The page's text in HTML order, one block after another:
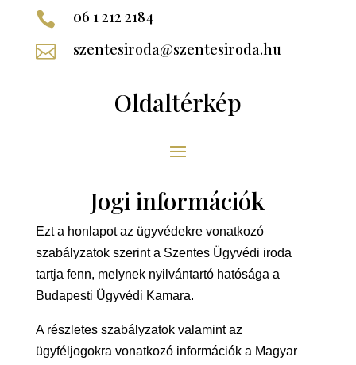
 06 1 212 2184
 szentesiroda@szentesiroda.hu
Oldaltérkép
Jogi információk
Ezt a honlapot az ügyvédekre vonatkozó
szabályzatok szerint a Szentes Ügyvédi iroda
tartja fenn, melynek nyilvántartó hatósága a
Budapesti Ügyvédi Kamara.
A részletes szabályzatok valamint az
ügyféljogokra vonatkozó információk a Magyar